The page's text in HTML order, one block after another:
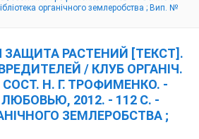
органічного землеробства ; Вип. №
ЗАЩИТА РАСТЕНИЙ [ТЕКСТ].
/ КЛУБ ОРГАНІЧ.
Н. Г. ТРОФИМЕНКО. -
2012. - 112 С. -
ЗЕМЛЕРОБСТВА ;